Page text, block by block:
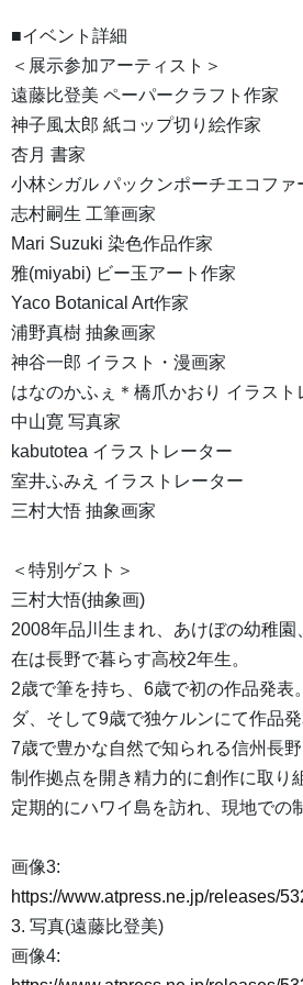
■イベント詳細
＜展示参加アーティスト＞
遠藤比登美 ペーパークラフト作家
神子風太郎 紙コップ切り絵作家
杏月 書家
小林シガル パックンポーチエコファ
志村嗣生 工筆画家
Mari Suzuki 染色作品作家
雅(miyabi) ビー玉アート作家
Yaco Botanical Art作家
浦野真樹 抽象画家
神谷一郎 イラスト・漫画家
はなのかふぇ＊橋爪かおり イラスト
中山寛 写真家
kabutotea イラストレーター
室井ふみえ イラストレーター
三村大悟 抽象画家
＜特別ゲスト＞
三村大悟(抽象画)
2008年品川生まれ、あけぼの幼稚園
在は長野で暮らす高校2年生。
2歳で筆を持ち、6歳で初の作品発表
ダ、そして9歳で独ケルンにて作品発
7歳で豊かな自然で知られる信州長
制作拠点を開き精力的に創作に取り
定期的にハワイ島を訪れ、現地での
画像3:
https://www.atpress.ne.jp/releases/
3. 写真(遠藤比登美)
画像4: